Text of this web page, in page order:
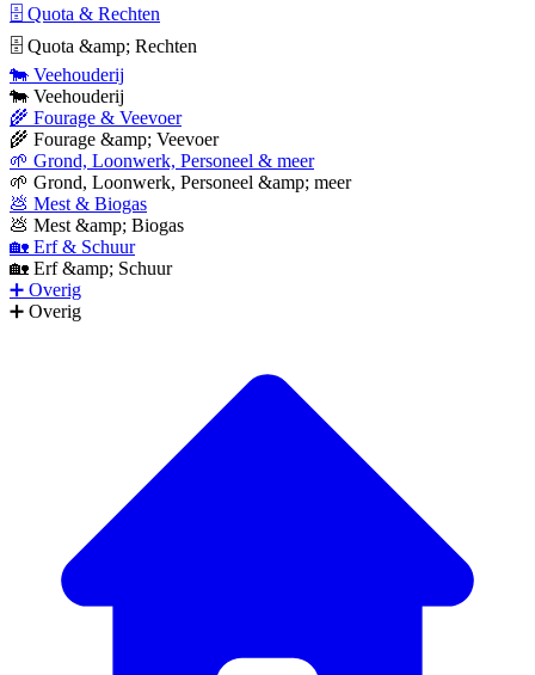
🗄 Quota & Rechten
🗄 Quota &amp; Rechten
🐄 Veehouderij
🐄 Veehouderij
🌾 Fourage & Veevoer
🌾 Fourage &amp; Veevoer
🌱 Grond, Loonwerk, Personeel & meer
🌱 Grond, Loonwerk, Personeel &amp; meer
💩 Mest & Biogas
💩 Mest &amp; Biogas
🏡 Erf & Schuur
🏡 Erf &amp; Schuur
➕ Overig
➕ Overig